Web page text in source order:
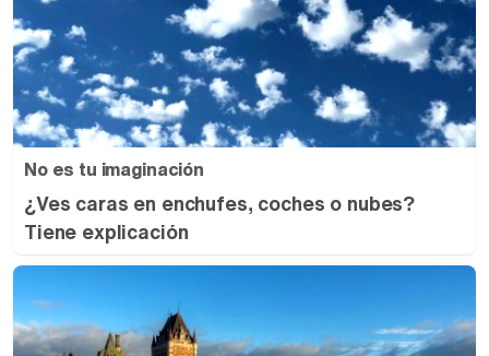
No es tu imaginación
¿Ves caras en enchufes, coches o nubes?
Tiene explicación